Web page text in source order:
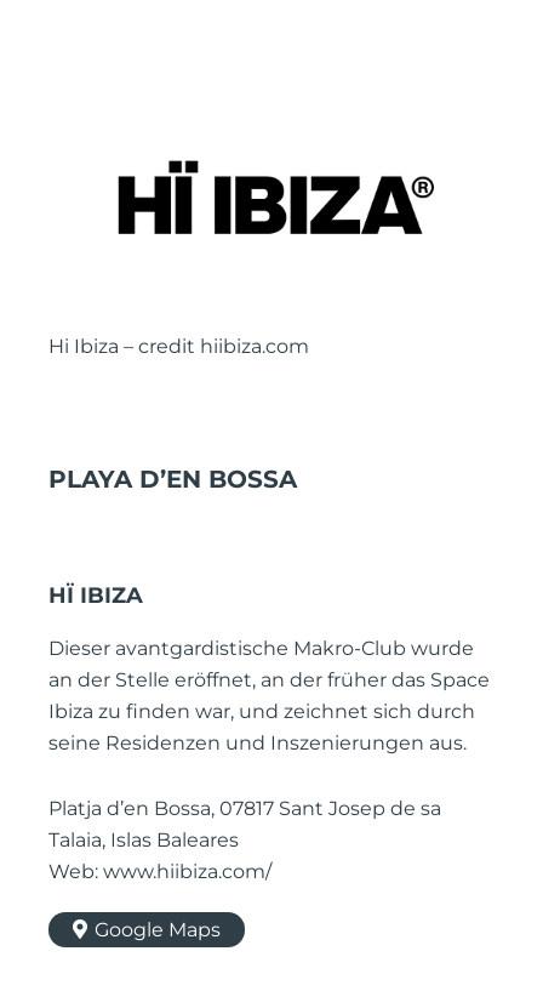
Hi Ibiza – credit hiibiza.com
PLAYA D’EN BOSSA
HÏ IBIZA
Dieser avantgardistische Makro-Club wurde
an der Stelle eröffnet, an der früher das Space
Ibiza zu finden war, und zeichnet sich durch
seine Residenzen und Inszenierungen aus.
Platja d’en Bossa, 07817 Sant Josep de sa
Talaia, Islas Baleares
Web: www.hiibiza.com/
Google Maps